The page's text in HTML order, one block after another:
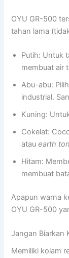
OYU GR-500
tahan lama
Putih: Untuk
membuat air
Abu-abu:
industrial.
Kuning:
Cokelat:
atauearth
Hitam:
membuat
Apapun warna
OYU GR-500
Jangan Biarkan
Memiliki kolam